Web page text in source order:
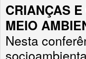
CRIANÇAS
MEIO
Nesta